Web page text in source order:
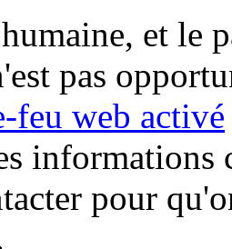
et le
pas
feu web activé
informations
pour